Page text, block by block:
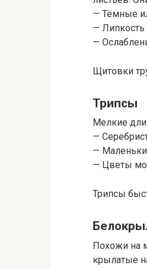
— Тёмные
— Липкость
—
Щитовки
Трипсы
Мелкие
—
—
— Цветы
Трипсы
Похожи на
крылатые